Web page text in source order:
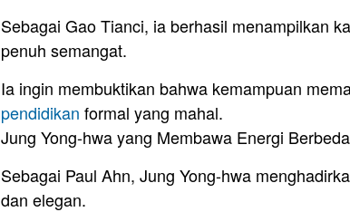
Sebagai Gao Tianci, ia berhasil menampilkan
penuh semangat.
Ia ingin membuktikan bahwa kemampuan
pendidikan formal yang mahal.
Jung Yong-hwa yang Membawa Energi Berbeda
Sebagai Paul Ahn, Jung Yong-hwa
dan elegan.